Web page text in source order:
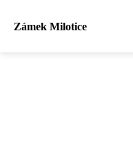
Zámek Milotice